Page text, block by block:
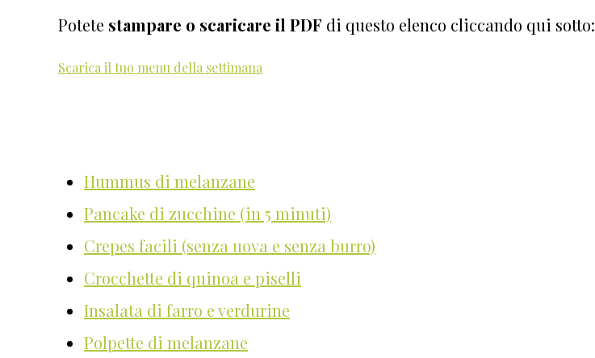
Potete stampare o scaricare il PDF di questo elenco cliccando qui sotto:
Scarica il tuo menu della settimana
Hummus di melanzane
Pancake di zucchine (in 5 minuti)
Crepes facili (senza uova e senza burro)
Crocchette di quinoa e piselli
Insalata di farro e verdurine
Polpette di melanzane